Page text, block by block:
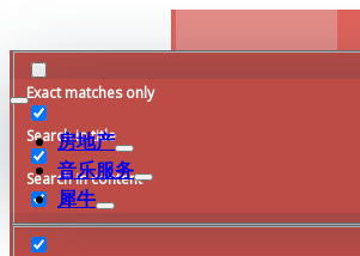
to
content
Exact matches only
Search in title
Search in content
房地产
音乐服务
犀牛